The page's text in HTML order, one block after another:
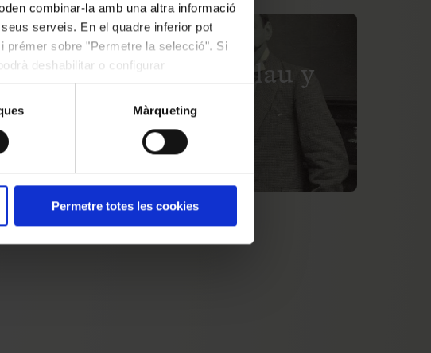
combinar-la amb una altra informació
serveis. En el quadre inferior pot
prémer sobre "Permetre la selecció". Si
deshabilitar o configurar
Màrqueting
Permetre totes les cookies
EXPOSICIÓ PASSADA
Ricard Viñes, el Palau y
la música catalana
Del 10 de març al 20 de juliol de 2026